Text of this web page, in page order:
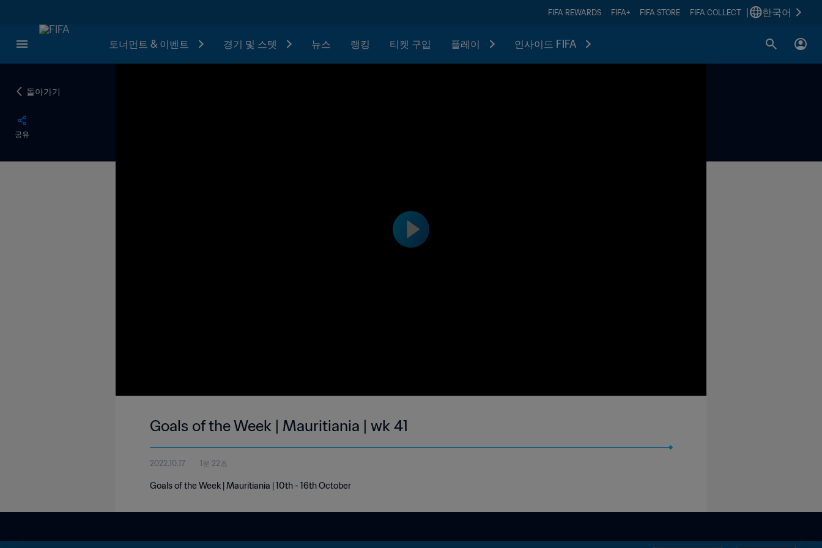
FIFA REWARDS FIFA+ FIFA STORE FIFA COLLECT 한국어
토너먼트 & 이벤트 경기 및 스텟 뉴스 랭킹 티켓 구입 플레이 인사이드 FIFA
돌아가기
공유
Goals of the Week | Mauritiania | wk 41
2022.10.17 1분 22초
Goals of the Week | Mauritiania | 10th - 16th October